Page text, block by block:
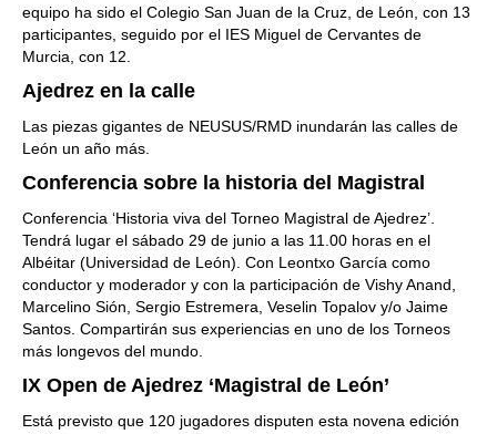
equipo ha sido el Colegio San Juan de la Cruz, de León, con 13
participantes, seguido por el IES Miguel de Cervantes de
Murcia, con 12.
Ajedrez en la calle
Las piezas gigantes de NEUSUS/RMD inundarán las calles de
León un año más.
Conferencia sobre la historia del Magistral
Conferencia ‘Historia viva del Torneo Magistral de Ajedrez’.
Tendrá lugar el sábado 29 de junio a las 11.00 horas en el
Albéitar (Universidad de León). Con Leontxo García como
conductor y moderador y con la participación de Vishy Anand,
Marcelino Sión, Sergio Estremera, Veselin Topalov y/o Jaime
Santos. Compartirán sus experiencias en uno de los Torneos
más longevos del mundo.
IX Open de Ajedrez ‘Magistral de León’
Está previsto que 120 jugadores disputen esta novena edición